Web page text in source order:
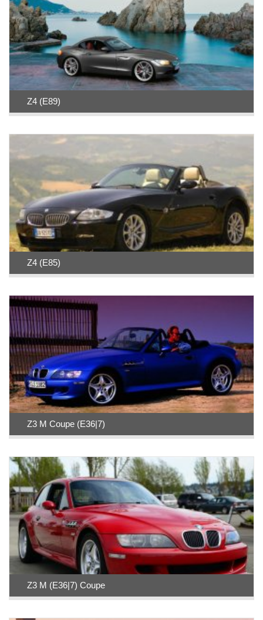
Z4 (E89)
Z4 (E85)
Z3 M Coupe (E36|7)
Z3 M (E36|7) Coupe